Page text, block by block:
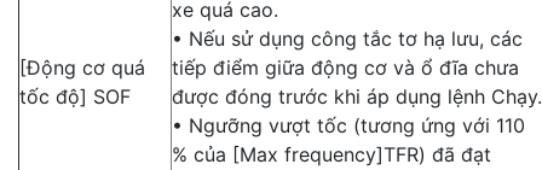
[Động cơ quá
tốc độ] SOF
xe quá cao.
• Nếu sử dụng công tắc tơ hạ lưu, các
tiếp điểm giữa động cơ và ổ đĩa chưa
được đóng trước khi áp dụng lệnh Chạy.
• Ngưỡng vượt tốc (tương ứng với 110
% của [Max frequency]TFR) đã đạt